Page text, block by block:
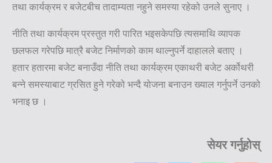
तथा कार्यक्रम र बजेटबीच तादाम्यता नहुने समस्या रहेको उनले सुनाए ।
नीति तथा कार्यक्रम प्रस्तुत गरी पारित भइसकेपछि त्यसमाथि व्यापक
छलफल गरेपछि मात्रै बजेट निर्माणको काम थाल्नुपर्ने दाहालले बताए ।
हतार हतारमा बजेट बनाउँदा नीति तथा कार्यक्रम एकाथरी बजेट अर्कोथरी
बन्ने समस्याबाट ग्रसित हुने गरेको भन्दै योजना बनाउन ख्याल गर्नुपर्ने उनको
भनाइ छ ।
सेयर गर्नुहोस्